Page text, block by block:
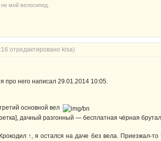
мой велосипед.
отредактировано kisa)
про него написал 29.01.2014 10:05.
основной вел
дачный разгонный — бесплатная чёрная
↑, я остался на даче без вела. Приезжал-